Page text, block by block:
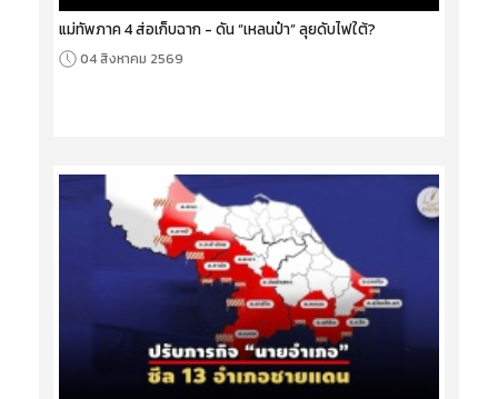
แม่ทัพภาค 4 ส่อเก็บฉาก - ดัน “เหลนป๋า” ลุยดับไฟใต้?
04 สิงหาคม 2569